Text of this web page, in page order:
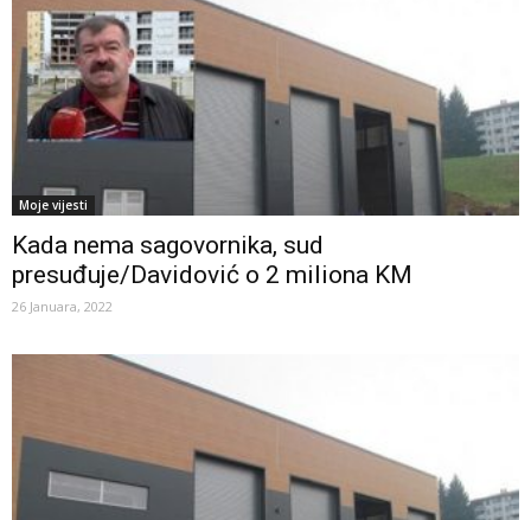
Moje vijesti
Kada nema sagovornika, sud
presuđuje/Davidović o 2 miliona KM
26 Januara, 2022